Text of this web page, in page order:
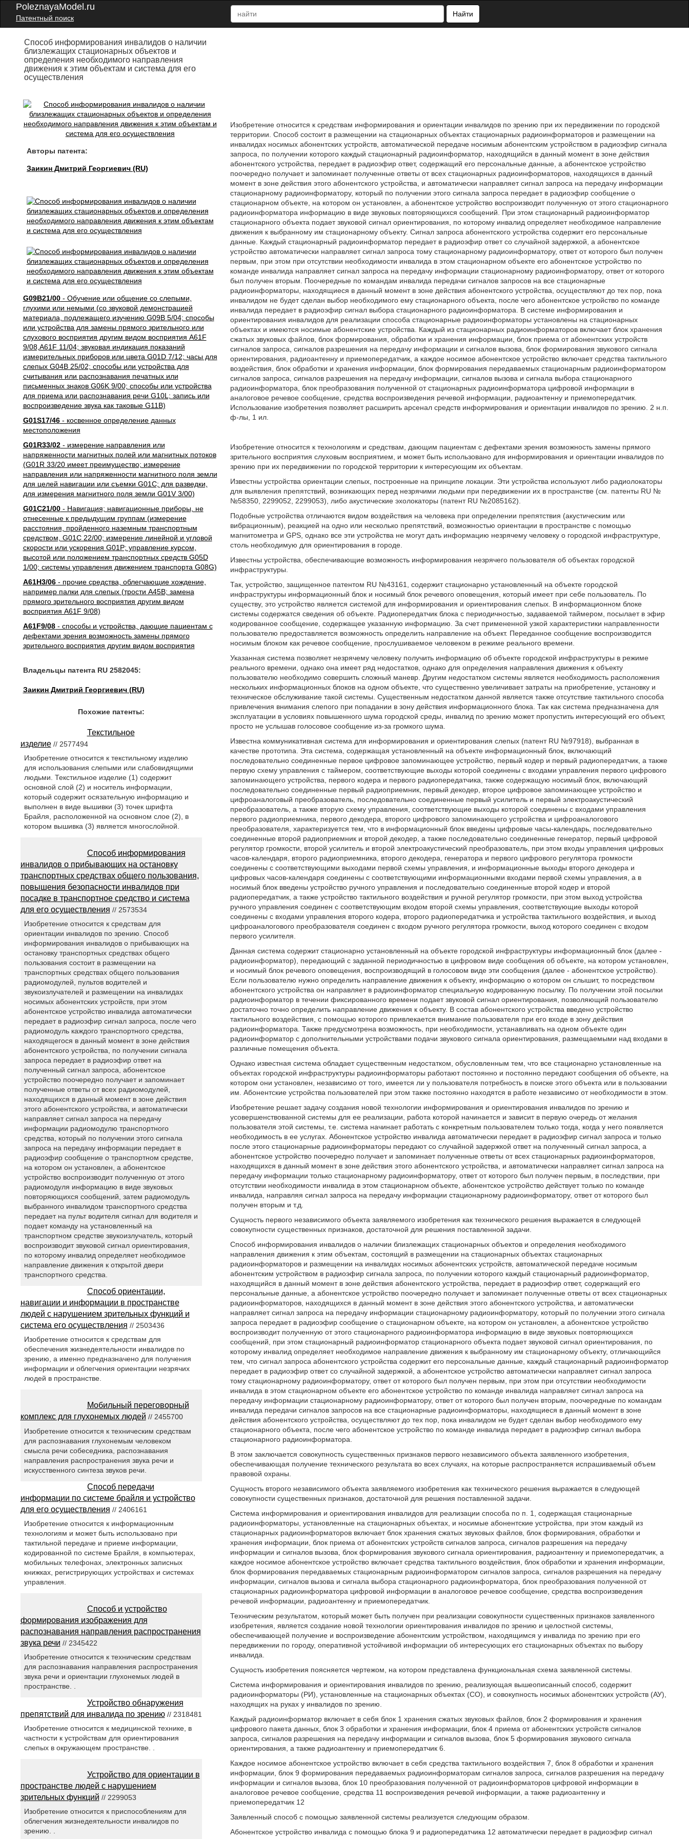
PoleznayaModel.ru
Патентный поиск
Найти
Способ информирования инвалидов о наличии
близлежащих стационарных объектов и
определения необходимого направления
движения к этим объектам и система для его
осуществления
Авторы патента:
Заикин Дмитрий Георгиевич (RU)
G09B21/00- Обучение или общение со слепыми,
глухими или немыми (со звуковой демонстрацией
материала, подлежащего изучению G09B 5/04; способы
или устройства для замены прямого зрительного или
слухового восприятия другим видом восприятия A61F
9/08,A61F 11/04; звуковая индикация показаний
измерительных приборов или цвета G01D 7/12; часы для
слепых G04B 25/02; способы или устройства для
считывания или распознавания печатных или
письменных знаков G06K 9/00; способы или устройства
для приема или распознавания речи G10L; запись или
воспроизведение звука как таковые G11B)
G01S17/46- косвенное определение данных
местоположения
G01R33/02- измерение направления или
напряженности магнитных полей или магнитных потоков
(G01R 33/20 имеет преимущество; измерение
направления или напряженности магнитного поля земли
для целей навигации или съемки G01C; для разведки,
для измерения магнитного поля земли G01V 3/00)
G01C21/00- Навигация; навигационные приборы, не
отнесенные к предыдущим группам (измерение
расстояния, пройденного наземным транспортным
средством, G01C 22/00; измерение линейной и угловой
скорости или ускорения G01P; управление курсом,
высотой или положением транспортных средств G05D
1/00; системы управления движением транспорта G08G)
A61H3/06- прочие средства, облегчающие хождение,
например палки для слепых (трости A45B; замена
прямого зрительного восприятия другим видом
восприятия A61F 9/08)
A61F9/08- способы и устройства, дающие пациентам с
дефектами зрения возможность замены прямого
зрительного восприятия другим видом восприятия
Владельцы патента RU 2582045:
Заикин Дмитрий Георгиевич (RU)
Изобретение относится к средствам информирования и ориентации инвалидов по зрению при их передвижении по городской
территории. Способ состоит в размещении на стационарных объектах стационарных радиоинформаторов и размещении на
инвалидах носимых абонентских устройств, автоматической передаче носимым абонентским устройством в радиоэфир сигнала
запроса, по получении которого каждый стационарный радиоинформатор, находящийся в данный момент в зоне действия
абонентского устройства, передает в радиоэфир ответ, содержащий его персональные данные, а абонентское устройство
поочередно получает и запоминает полученные ответы от всех стационарных радиоинформаторов, находящихся в данный
момент в зоне действия этого абонентского устройства, и автоматически направляет сигнал запроса на передачу информации
стационарному радиоинформатору, который по получении этого сигнала запроса передает в радиоэфир сообщение о
стационарном объекте, на котором он установлен, а абонентское устройство воспроизводит полученную от этого стационарного
радиоинформатора информацию в виде звуковых повторяющихся сообщений. При этом стационарный радиоинформатор
стационарного объекта подает звуковой сигнал ориентирования, по которому инвалид определяет необходимое направление
движения к выбранному им стационарному объекту. Сигнал запроса абонентского устройства содержит его персональные
данные. Каждый стационарный радиоинформатор передает в радиоэфир ответ со случайной задержкой, а абонентское
устройство автоматически направляет сигнал запроса тому стационарному радиоинформатору, ответ от которого был получен
первым, при этом при отсутствии необходимости инвалида в этом стационарном объекте его абонентское устройство по
команде инвалида направляет сигнал запроса на передачу информации стационарному радиоинформатору, ответ от которого
был получен вторым. Поочередные по командам инвалида передачи сигналов запросов на все стационарные
радиоинформаторы, находящиеся в данный момент в зоне действия абонентского устройства, осуществляют до тех пор, пока
инвалидом не будет сделан выбор необходимого ему стационарного объекта, после чего абонентское устройство по команде
инвалида передает в радиоэфир сигнал выбора стационарного радиоинформатора. В системе информирования и
ориентирования инвалидов для реализации способа стационарные радиоинформаторы установлены на стационарных
объектах и имеются носимые абонентские устройства. Каждый из стационарных радиоинформаторов включает блок хранения
сжатых звуковых файлов, блок формирования, обработки и хранения информации, блок приема от абонентских устройств
сигналов запроса, сигналов разрешения на передачу информации и сигналов вызова, блок формирования звукового сигнала
ориентирования, радиоантенну и приемопередатчик, а каждое носимое абонентское устройство включает средства тактильного
воздействия, блок обработки и хранения информации, блок формирования передаваемых стационарным радиоинформатором
сигналов запроса, сигналов разрешения на передачу информации, сигналов вызова и сигнала выбора стационарного
радиоинформатора, блок преобразования полученной от стационарных радиоинформатора цифровой информации в
аналоговое речевое сообщение, средства воспроизведения речевой информации, радиоантенну и приемопередатчик.
Использование изобретения позволяет расширить арсенал средств информирования и ориентации инвалидов по зрению. 2 н.п.
ф-лы, 1 ил.
Изобретение относится к технологиям и средствам, дающим пациентам с дефектами зрения возможность замены прямого
зрительного восприятия слуховым восприятием, и может быть использовано для информирования и ориентации инвалидов по
зрению при их передвижении по городской территории к интересующим их объектам.
Известны устройства ориентации слепых, построенные на принципе локации. Эти устройства используют либо радиолокаторы
для выявления препятствий, возникающих перед незрячими людьми при передвижении их в пространстве (см. патенты RU №
№58350, 2299052, 2299053), либо акустические эхолокаторы (патент RU №2085162).
Подобные устройства отличаются видом воздействия на человека при определении препятствия (акустическим или
вибрационным), реакцией на одно или несколько препятствий, возможностью ориентации в пространстве с помощью
магнитометра и GPS, однако все эти устройства не могут дать информацию незрячему человеку о городской инфраструктуре,
столь необходимую для ориентирования в городе.
Известны устройства, обеспечивающие возможность информирования незрячего пользователя об объектах городской
инфраструктуры.
Так, устройство, защищенное патентом RU №43161, содержит стационарно установленный на объекте городской
инфраструктуры информационный блок и носимый блок речевого оповещения, который имеет при себе пользователь. По
существу, это устройство является системой для информирования и ориентирования слепых. В информационном блоке
системы содержатся сведения об объекте. Радиопередатчик блока с периодичностью, задаваемой таймером, посылает в эфир
кодированное сообщение, содержащее указанную информацию. За счет примененной узкой характеристики направленности
пользователю предоставляется возможность определить направление на объект. Переданное сообщение воспроизводится
носимым блоком как речевое сообщение, прослушиваемое человеком в режиме реального времени.
Указанная система позволяет незрячему человеку получить информацию об объекте городской инфраструктуры в режиме
реального времени, однако она имеет ряд недостатков, однако для определения направления движения к объекту
пользователю необходимо совершить сложный маневр. Другим недостатком системы является необходимость расположения
нескольких информационных блоков на одном объекте, что существенно увеличивает затраты на приобретение, установку и
техническое обслуживание такой системы. Существенным недостатком данной является также отсутствие тактильного способа
привлечения внимания слепого при попадании в зону действия информационного блока. Так как система предназначена для
эксплуатации в условиях повышенного шума городской среды, инвалид по зрению может пропустить интересующий его объект,
просто не услышав голосовое сообщение из-за громкого шума.
Известна коммуникативная система для информирования и ориентирования слепых (патент RU №97918), выбранная в
качестве прототипа. Эта система, содержащая установленный на объекте информационный блок, включающий
последовательно соединенные первое цифровое запоминающее устройство, первый кодер и первый радиопередатчик, а также
первую схему управления с таймером, соответствующие выходы которой соединены с входами управления первого цифрового
запоминающего устройства, первого кодера и первого радиопередатчика, также содержащую носимый блок, включающий
последовательно соединенные первый радиоприемник, первый декодер, второе цифровое запоминающее устройство и
цифроаналоговый преобразователь, последовательно соединенные первый усилитель и первый электроакустический
преобразователь, а также вторую схему управления, соответствующие выходы которой соединены с входами управления
первого радиоприемника, первого декодера, второго цифрового запоминающего устройства и цифроаналогового
преобразователя, характеризуется тем, что в информационный блок введены цифровые часы-календарь, последовательно
соединенные второй радиоприемник и второй декодер, а также последовательно соединенные генератор, первый цифровой
регулятор громкости, второй усилитель и второй электроакустический преобразователь, при этом входы управления цифровых
часов-календаря, второго радиоприемника, второго декодера, генератора и первого цифрового регулятора громкости
соединены с соответствующими выходами первой схемы управления, и информационные выходы второго декодера и
цифровых часов-календаря соединены с соответствующими информационными входами первой схемы управления, а в
носимый блок введены устройство ручного управления и последовательно соединенные второй кодер и второй
радиопередатчик, а также устройство тактильного воздействия и ручной регулятор громкости, при этом выход устройства
ручного управления соединен с соответствующим входом второй схемы управления, соответствующие выходы которой
соединены с входами управления второго кодера, второго радиопередатчика и устройства тактильного воздействия, и выход
цифроаналогового преобразователя соединен с входом ручного регулятора громкости, выход которого соединен с входом
первого усилителя.
Данная система содержит стационарно установленный на объекте городской инфраструктуры информационный блок (далее -
радиоинформатор), передающий с заданной периодичностью в цифровом виде сообщения об объекте, на котором установлен,
и носимый блок речевого оповещения, воспроизводящий в голосовом виде эти сообщения (далее - абонентское устройство).
Если пользователю нужно определить направление движения к объекту, информацию о котором он слышит, то посредством
абонентского устройства он направляет в радиоинформатор специальную кодированную посылку. По получении этой посылки
радиоинформатор в течении фиксированного времени подает звуковой сигнал ориентирования, позволяющий пользователю
достаточно точно определить направление движения к объекту. В состав абонентского устройства введено устройство
тактильного воздействия, с помощью которого привлекается внимание пользователя при его входе в зону действия
радиоинформатора. Также предусмотрена возможность, при необходимости, устанавливать на одном объекте один
радиоинформатор с дополнительными устройствами подачи звукового сигнала ориентирования, размещаемыми над входами в
различные помещения объекта.
Однако известная система обладает существенным недостатком, обусловленным тем, что все стационарно установленные на
объектах городской инфраструктуры радиоинформаторы работают постоянно и постоянно передают сообщения об объекте, на
котором они установлен, независимо от того, имеется ли у пользователя потребность в поиске этого объекта или в пользовании
им. Абонентские устройства пользователей при этом также постоянно находятся в работе независимо от необходимости в этом.
Изобретение решает задачу создания новой технологии информирования и ориентирования инвалидов по зрению и
усовершенствованной системы для ее реализации, работа которой начинается и зависит в первую очередь от желания
пользователя этой системы, т.е. система начинает работать с конкретным пользователем только тогда, когда у него появляется
необходимость в ее услугах. Абонентское устройство инвалида автоматически передает в радиоэфир сигнал запроса и только
после этого стационарные радиоинформаторы передают со случайной задержкой ответ на полученный сигнал запроса, а
абонентское устройство поочередно получает и запоминает полученные ответы от всех стационарных радиоинформаторов,
находящихся в данный момент в зоне действия этого абонентского устройства, и автоматически направляет сигнал запроса на
передачу информации только стационарному радиоинформатору, ответ от которого был получен первым, в последствии, при
отсутствии необходимости инвалида в этом стационарном объекте, абонентское устройство действует только по команде
инвалида, направляя сигнал запроса на передачу информации стационарному радиоинформатору, ответ от которого был
получен вторым и т.д.
Сущность первого независимого объекта заявляемого изобретения как технического решения выражается в следующей
совокупности существенных признаков, достаточной для решения поставленной задачи.
Способ информирования инвалидов о наличии близлежащих стационарных объектов и определения необходимого
направления движения к этим объектам, состоящий в размещении на стационарных объектах стационарных
радиоинформаторов и размещении на инвалидах носимых абонентских устройств, автоматической передаче носимым
абонентским устройством в радиоэфир сигнала запроса, по получении которого каждый стационарный радиоинформатор,
находящийся в данный момент в зоне действия абонентского устройства, передает в радиоэфир ответ, содержащий его
персональные данные, а абонентское устройство поочередно получает и запоминает полученные ответы от всех стационарных
радиоинформаторов, находящихся в данный момент в зоне действия этого абонентского устройства, и автоматически
направляет сигнал запроса на передачу информации стационарному радиоинформатору, который по получении этого сигнала
запроса передает в радиоэфир сообщение о стационарном объекте, на котором он установлен, а абонентское устройство
воспроизводит полученную от этого стационарного радиоинформатора информацию в виде звуковых повторяющихся
сообщений, при этом стационарный радиоинформатор стационарного объекта подает звуковой сигнал ориентирования, по
которому инвалид определяет необходимое направление движения к выбранному им стационарному объекту, отличающийся
тем, что сигнал запроса абонентского устройства содержит его персональные данные, каждый стационарный радиоинформатор
передает в радиоэфир ответ со случайной задержкой, а абонентское устройство автоматически направляет сигнал запроса
тому стационарному радиоинформатору, ответ от которого был получен первым, при этом при отсутствии необходимости
инвалида в этом стационарном объекте его абонентское устройство по команде инвалида направляет сигнал запроса на
передачу информации стационарному радиоинформатору, ответ от которого был получен вторым, поочередные по командам
инвалида передачи сигналов запросов на все стационарные радиоинформаторы, находящиеся в данный момент в зоне
действия абонентского устройства, осуществляют до тех пор, пока инвалидом не будет сделан выбор необходимого ему
стационарного объекта, после чего абонентское устройство по команде инвалида передает в радиоэфир сигнал выбора
стационарного радиоинформатора.
В этом заключается совокупность существенных признаков первого независимого объекта заявленного изобретения,
обеспечивающая получение технического результата во всех случаях, на которые распространяется испрашиваемый объем
правовой охраны.
Сущность второго независимого объекта заявляемого изобретения как технического решения выражается в следующей
совокупности существенных признаков, достаточной для решения поставленной задачи.
Система информирования и ориентирования инвалидов для реализации способа по п. 1, содержащая стационарные
радиоинформаторы, установленные на стационарных объектах, и носимые абонентские устройства, при этом каждый из
стационарных радиоинформаторов включает блок хранения сжатых звуковых файлов, блок формирования, обработки и
хранения информации, блок приема от абонентских устройств сигналов запроса, сигналов разрешения на передачу
информации и сигналов вызова, блок формирования звукового сигнала ориентирования, радиоантенну и приемопередатчик, а
каждое носимое абонентское устройство включает средства тактильного воздействия, блок обработки и хранения информации,
блок формирования передаваемых стационарным радиоинформатором сигналов запроса, сигналов разрешения на передачу
информации, сигналов вызова и сигнала выбора стационарного радиоинформатора, блок преобразования полученной от
стационарных радиоинформатора цифровой информации в аналоговое речевое сообщение, средства воспроизведения
речевой информации, радиоантенну и приемопередатчик.
Техническим результатом, который может быть получен при реализации совокупности существенных признаков заявленного
изобретения, является создание новой технологии ориентирования инвалидов по зрению и целостной системы,
обеспечивающей получение и воспроизведение абонентским устройством, находящимся у инвалида по зрению при его
передвижении по городу, оперативной устойчивой информации об интересующих его стационарных объектах по выбору
инвалида.
Сущность изобретения поясняется чертежом, на котором представлена функциональная схема заявленной системы.
Система информирования и ориентирования инвалидов по зрению, реализующая вышеописанный способ, содержит
радиоинформаторы (РИ), установленные на стационарных объектах (СО), и совокупность носимых абонентских устройств (АУ),
находящих на руках у инвалидов по зрению.
Каждый радиоинформатор включает в себя блок 1 хранения сжатых звуковых файлов, блок 2 формирования и хранения
цифрового пакета данных, блок 3 обработки и хранения информации, блок 4 приема от абонентских устройств сигналов
запроса, сигналов разрешения на передачу информации и сигналов вызова, блок 5 формирования звукового сигнала
ориентирования, а также радиоантенну и приемопередатчик 6.
Каждое носимое абонентское устройство включает в себя средства тактильного воздействия 7, блок 8 обработки и хранения
информации, блок 9 формирования передаваемых радиоинформаторам сигналов запроса, сигналов разрешения на передачу
информации и сигналов вызова, блок 10 преобразования полученной от радиоинформаторов цифровой информации в
аналоговое речевое сообщение, средства 11 воспроизведения речевой информации, а также радиоантенну и
приемопередатчик 12
Заявленный способ с помощью заявленной системы реализуется следующим образом.
Абонентское устройство инвалида с помощью блока 9 и радиопередатчика 12 автоматически передает в радиоэфир сигнал
Похожие патенты:
Текстильное
изделие// 2577494
Изобретение относится к текстильному изделию
для использования слепыми или слабовидящими
людьми. Текстильное изделие (1) содержит
основной слой (2) и носитель информации,
который содержит осязательную информацию и
выполнен в виде вышивки (3) точек шрифта
Брайля, расположенной на основном слое (2), в
котором вышивка (3) является многослойной.
Способ информирования
инвалидов о прибывающих на остановку
транспортных средствах общего пользования,
повышения безопасности инвалидов при
посадке в транспортное средство и система
для его осуществления // 2573534
Изобретение относится к средствам для
ориентации инвалидов по зрению. Способ
информирования инвалидов о прибывающих на
остановку транспортных средствах общего
пользования состоит в размещении на
транспортных средствах общего пользования
радиомодулей, пультов водителей и
звукоизлучателей и размещении на инвалидах
носимых абонентских устройств, при этом
абонентское устройство инвалида автоматически
передает в радиоэфир сигнал запроса, после чего
радиомодуль каждого транспортного средства,
находящегося в данный момент в зоне действия
абонентского устройства, по получении сигнала
запроса передает в радиоэфир ответ на
полученный сигнал запроса, абонентское
устройство поочередно получает и запоминает
полученные ответы от всех радиомодулей,
находящихся в данный момент в зоне действия
этого абонентского устройства, и автоматически
направляет сигнал запроса на передачу
информации радиомодулю транспортного
средства, который по получении этого сигнала
запроса на передачу информации передает в
радиоэфир сообщение о транспортном средстве,
на котором он установлен, а абонентское
устройство воспроизводит полученную от этого
радиомодуля информацию в виде звуковых
повторяющихся сообщений, затем радиомодуль
выбранного инвалидом транспортного средства
передает на пульт водителя сигнал для водителя и
подает команду на установленный на
транспортном средстве звукоизлучатель, который
воспроизводит звуковой сигнал ориентирования,
по которому инвалид определяет необходимое
направление движения к открытой двери
транспортного средства.
Способ ориентации,
навигации и информации в пространстве
людей с нарушением зрительных функций и
система его осуществления // 2503436
Изобретение относится к средствам для
обеспечения жизнедеятельности инвалидов по
зрению, а именно предназначено для получения
информации и облегчения ориентации незрячих
людей в пространстве.
Мобильный переговорный
комплекс для глухонемых людей // 2455700
Изобретение относится к техническим средствам
для распознавания глухонемым человеком
смысла речи собеседника, распознавания
направления распространения звука речи и
искусственного синтеза звуков речи.
Способ передачи
информации по системе брайля и устройство
для его осуществления // 2406161
Изобретение относится к информационным
технологиям и может быть использовано при
тактильной передаче и приеме информации,
кодированной по системе Брайля, в компьютерах,
мобильных телефонах, электронных записных
книжках, регистрирующих устройствах и системах
управления.
Способ и устройство
формирования изображения для
распознавания направления распространения
звука речи // 2345422
Изобретение относится к техническим средствам
для распознавания направления распространения
звука речи и ориентации глухонемых людей в
пространстве. .
Устройство обнаружения
препятствий для инвалида по зрению// 2318481
Изобретение относится к медицинской технике, в
частности к устройствам для ориентирования
слепых в окружающем пространстве. .
Устройство для ориентации в
пространстве людей с нарушением
зрительных функций // 2299053
Изобретение относится к приспособлениям для
облегчения жизнедеятельности инвалидов по
зрению. .